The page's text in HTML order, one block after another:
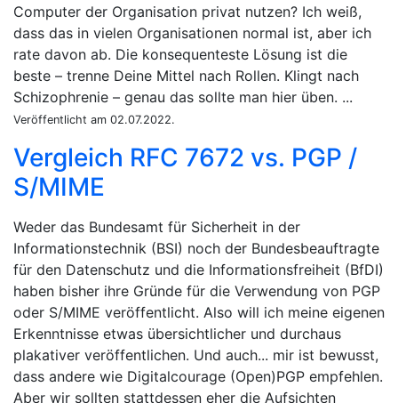
Computer der Organisation privat nutzen? Ich weiß,
dass das in vielen Organisationen normal ist, aber ich
rate davon ab. Die konsequenteste Lösung ist die
beste – trenne Deine Mittel nach Rollen. Klingt nach
Schizophrenie – genau das sollte man hier üben. ...
Veröffentlicht am 02.07.2022.
Vergleich RFC 7672 vs. PGP /
S/MIME
Weder das Bundesamt für Sicherheit in der
Informationstechnik (BSI) noch der Bundesbeauftragte
für den Datenschutz und die Informationsfreiheit (BfDI)
haben bisher ihre Gründe für die Verwendung von PGP
oder S/MIME veröffentlicht. Also will ich meine eigenen
Erkenntnisse etwas übersichtlicher und durchaus
plakativer veröffentlichen. Und auch... mir ist bewusst,
dass andere wie Digitalcourage (Open)PGP empfehlen.
Aber wir sollten stattdessen eher die Aufsichten